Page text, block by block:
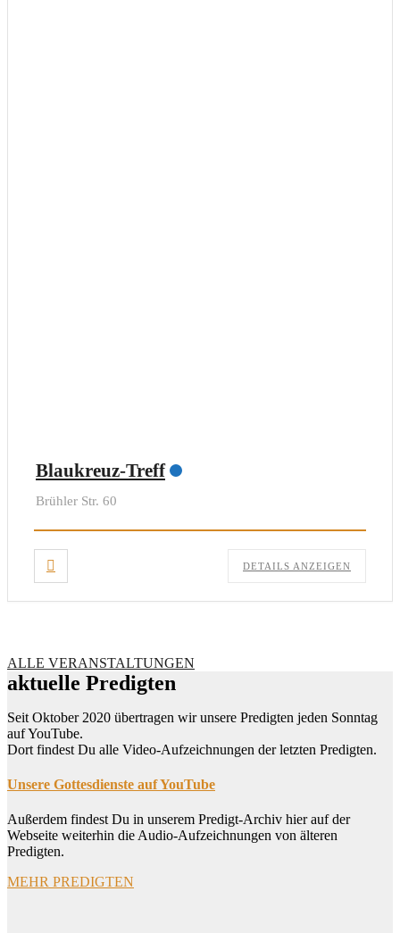
Blaukreuz-Treff
Brühler Str. 60
DETAILS ANZEIGEN
ALLE VERANSTALTUNGEN
aktuelle Predigten
Seit Oktober 2020 übertragen wir unsere Predigten jeden Sonntag
auf YouTube.
Dort findest Du alle Video-Aufzeichnungen der letzten Predigten.
Unsere Gottesdienste auf YouTube
Außerdem findest Du in unserem Predigt-Archiv hier auf der
Webseite weiterhin die Audio-Aufzeichnungen von älteren
Predigten.
MEHR PREDIGTEN